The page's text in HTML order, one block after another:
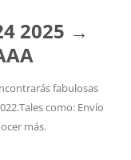
2025 →
fabulosas
como: Envío
más.